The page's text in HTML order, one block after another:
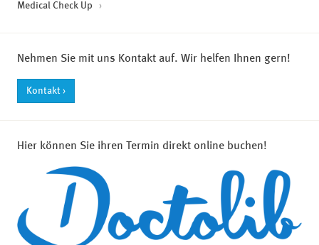
Medical Check Up
Nehmen Sie mit uns Kontakt auf. Wir helfen Ihnen gern!
Kontakt ›
Hier können Sie ihren Termin direkt online buchen!